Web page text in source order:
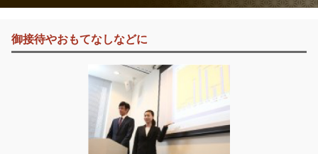
御接待やおもてなしなどに